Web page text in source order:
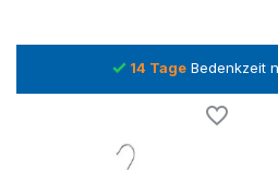
14 Tage Bedenkzeit